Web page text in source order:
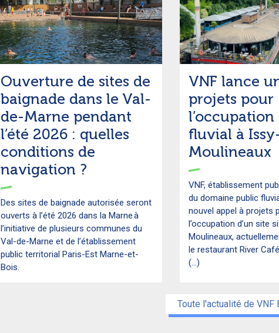
Ouverture de sites de
baignade dans le Val-
de-Marne pendant
l’été 2026 : quelles
conditions de
navigation ?
Des sites de baignade autorisée seront
ouverts à l’été 2026 dans la Marne à
l’initiative de plusieurs communes du
Val-de-Marne et de l’établissement
public territorial Paris-Est Marne-et-
Bois.
VNF lance
projets pour
l’occupation
fluvial à
Moulineaux
VNF, établissement
du domaine public
nouvel appel à projets
l’occupation d’un site
Moulineaux,
le restaurant River
(...)
Toute l'actualité de VNF